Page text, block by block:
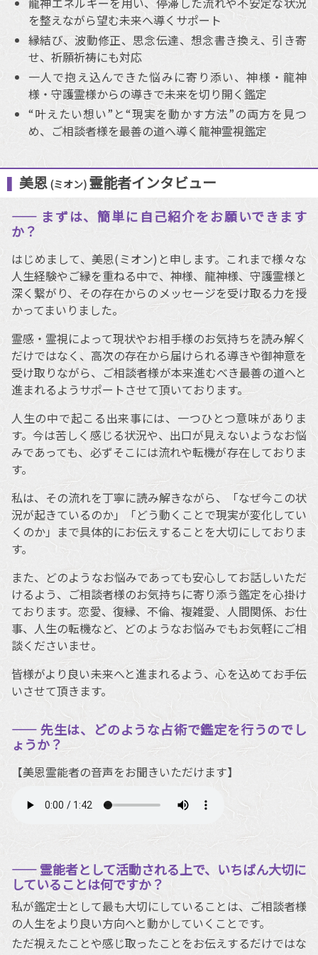
を整えながら望む未来へ導くサポート
縁結び、波動修正、思念伝達、想念書き換え、引き寄
せ、祈願祈祷にも対応
一人で抱え込んできた悩みに寄り添い、神様・龍神
様・守護霊様からの導きで未来を切り開く鑑定
“叶えたい想い”と“現実を動かす方法”の両方を見つ
め、ご相談者様を最善の道へ導く龍神霊視鑑定
美恩 (ミオン) 霊能者インタビュー
―― まずは、簡単に自己紹介をお願いできます
か？
はじめまして、美恩(ミオン)と申します。これまで様々な
人生経験やご縁を重ねる中で、神様、龍神様、守護霊様と
深く繋がり、その存在からのメッセージを受け取る力を授
かってまいりました。
霊感・霊視によって現状やお相手様のお気持ちを読み解く
だけではなく、高次の存在から届けられる導きや御神意を
受け取りながら、ご相談者様が本来進むべき最善の道へと
進まれるようサポートさせて頂いております。
人生の中で起こる出来事には、一つひとつ意味がありま
す。今は苦しく感じる状況や、出口が見えないようなお悩
みであっても、必ずそこには流れや転機が存在しておりま
す。
私は、その流れを丁寧に読み解きながら、「なぜ今この状
況が起きているのか」「どう動くことで現実が変化してい
くのか」まで具体的にお伝えすることを大切にしておりま
す。
また、どのようなお悩みであっても安心してお話しいただ
けるよう、ご相談者様のお気持ちに寄り添う鑑定を心掛け
ております。恋愛、復縁、不倫、複雑愛、人間関係、お仕
事、人生の転機など、どのようなお悩みでもお気軽にご相
談くださいませ。
皆様がより良い未来へと進まれるよう、心を込めてお手伝
いさせて頂きます。
―― 先生は、どのような占術で鑑定を行うのでし
ょうか？
【美恩霊能者の音声をお聞きいただけます】
―― 霊能者として活動される上で、いちばん大切に
していることは何ですか？
私が鑑定士として最も大切にしていることは、ご相談者様
の人生をより良い方向へと動かしていくことです。
ただ視えたことや感じ取ったことをお伝えするだけではな